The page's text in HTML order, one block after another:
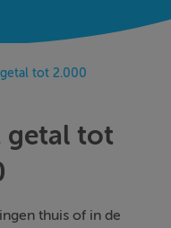
tot 2.000
getal tot
thuis of in de